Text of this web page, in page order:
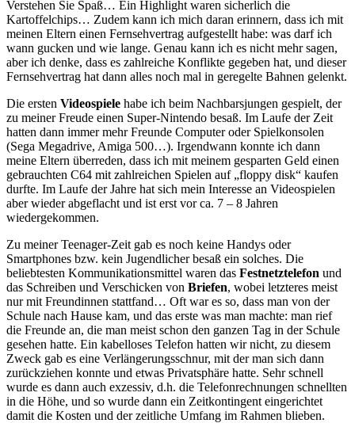
Verstehen Sie Spaß… Ein Highlight waren sicherlich die
Kartoffelchips… Zudem kann ich mich daran erinnern, dass ich mit
meinen Eltern einen Fernsehvertrag aufgestellt habe: was darf ich
wann gucken und wie lange. Genau kann ich es nicht mehr sagen,
aber ich denke, dass es zahlreiche Konflikte gegeben hat, und dieser
Fernsehvertrag hat dann alles noch mal in geregelte Bahnen gelenkt.
Die ersten Videospiele habe ich beim Nachbarsjungen gespielt, der
zu meiner Freude einen Super-Nintendo besaß. Im Laufe der Zeit
hatten dann immer mehr Freunde Computer oder Spielkonsolen
(Sega Megadrive, Amiga 500…). Irgendwann konnte ich dann
meine Eltern überreden, dass ich mit meinem gesparten Geld einen
gebrauchten C64 mit zahlreichen Spielen auf „floppy disk“ kaufen
durfte. Im Laufe der Jahre hat sich mein Interesse an Videospielen
aber wieder abgeflacht und ist erst vor ca. 7 – 8 Jahren
wiedergekommen.
Zu meiner Teenager-Zeit gab es noch keine Handys oder
Smartphones bzw. kein Jugendlicher besaß ein solches. Die
beliebtesten Kommunikationsmittel waren das Festnetztelefon und
das Schreiben und Verschicken von Briefen, wobei letzteres meist
nur mit Freundinnen stattfand… Oft war es so, dass man von der
Schule nach Hause kam, und das erste was man machte: man rief
die Freunde an, die man meist schon den ganzen Tag in der Schule
gesehen hatte. Ein kabelloses Telefon hatten wir nicht, zu diesem
Zweck gab es eine Verlängerungsschnur, mit der man sich dann
zurückziehen konnte und etwas Privatsphäre hatte. Sehr schnell
wurde es dann auch exzessiv, d.h. die Telefonrechnungen schnellten
in die Höhe, und so wurde dann ein Zeitkontingent eingerichtet
damit die Kosten und der zeitliche Umfang im Rahmen blieben.